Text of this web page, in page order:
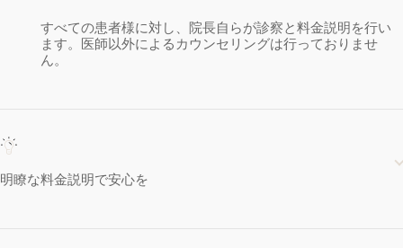
すべての患者様に対し、院長自らが診察と料金説明を行い
ます。医師以外によるカウンセリングは行っておりませ
ん。
明瞭な料金説明で安心を